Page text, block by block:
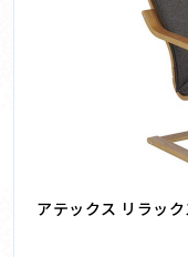
アテックス リラッ